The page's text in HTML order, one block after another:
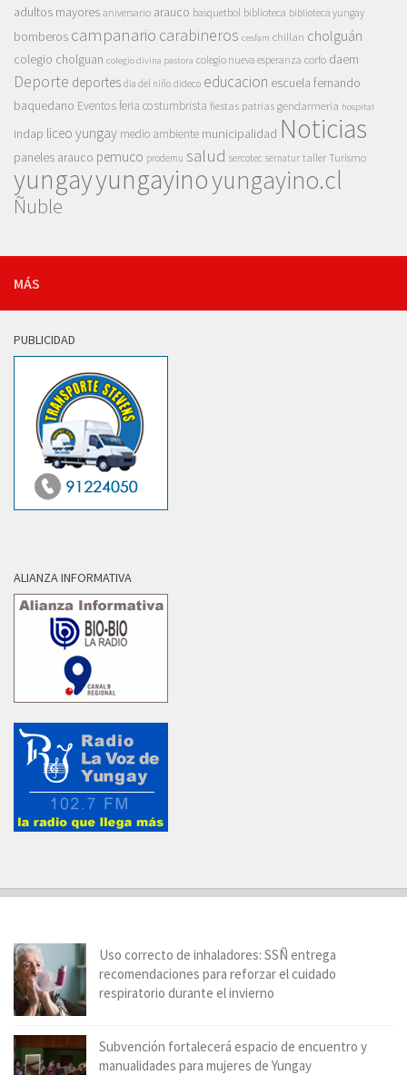
adultos mayores aniversario arauco basquetbol biblioteca biblioteca yungay
bomberos campanario carabineros cesfam chillan cholguán
colegio cholguan colegio divina pastora colegio nueva esperanza corfo daem
Deporte deportes dia del niño dideco educacion escuela fernando
baquedano Eventosferia costumbrista fiestas patrias gendarmeria hospital
indap liceo yungay medio ambiente municipalidad Noticias
paneles arauco pemuco prodemu salud sercotec sernatur taller Turismo
yungayyungayinoyungayino.cl
Ñuble
MÁS
PUBLICIDAD
ALIANZA INFORMATIVA
Uso correcto de inhaladores: SSÑ entrega
recomendaciones para reforzar el cuidado
respiratorio durante el invierno
Subvención fortalecerá espacio de encuentro y
manualidades para mujeres de Yungay